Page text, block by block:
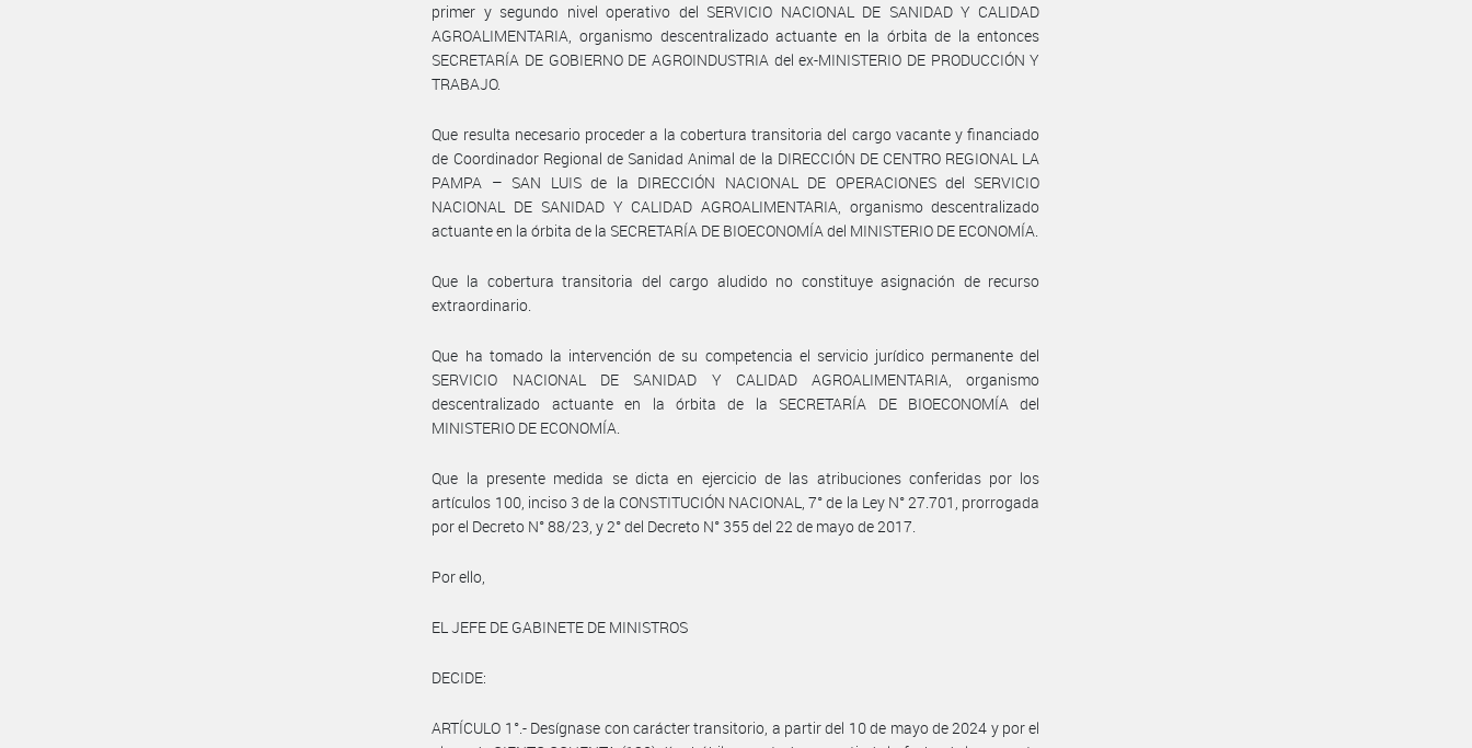
primer y segundo nivel operativo del SERVICIO NACIONAL DE SANIDAD Y CALIDAD
AGROALIMENTARIA, organismo descentralizado actuante en la órbita de la entonces
SECRETARÍA DE GOBIERNO DE AGROINDUSTRIA del ex-MINISTERIO DE PRODUCCIÓN Y
TRABAJO.
Que resulta necesario proceder a la cobertura transitoria del cargo vacante y financiado
de Coordinador Regional de Sanidad Animal de la DIRECCIÓN DE CENTRO REGIONAL LA
PAMPA – SAN LUIS de la DIRECCIÓN NACIONAL DE OPERACIONES del SERVICIO
NACIONAL DE SANIDAD Y CALIDAD AGROALIMENTARIA, organismo descentralizado
actuante en la órbita de la SECRETARÍA DE BIOECONOMÍA del MINISTERIO DE ECONOMÍA.
Que la cobertura transitoria del cargo aludido no constituye asignación de recurso
extraordinario.
Que ha tomado la intervención de su competencia el servicio jurídico permanente del
SERVICIO NACIONAL DE SANIDAD Y CALIDAD AGROALIMENTARIA, organismo
descentralizado actuante en la órbita de la SECRETARÍA DE BIOECONOMÍA del
MINISTERIO DE ECONOMÍA.
Que la presente medida se dicta en ejercicio de las atribuciones conferidas por los
artículos 100, inciso 3 de la CONSTITUCIÓN NACIONAL, 7° de la Ley N° 27.701, prorrogada
por el Decreto N° 88/23, y 2° del Decreto N° 355 del 22 de mayo de 2017.
Por ello,
EL JEFE DE GABINETE DE MINISTROS
DECIDE:
ARTÍCULO 1°.- Desígnase con carácter transitorio, a partir del 10 de mayo de 2024 y por el